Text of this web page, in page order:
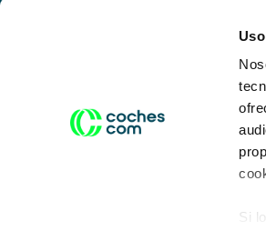
Si
Conduce tu futuro,
desata tu movilidad